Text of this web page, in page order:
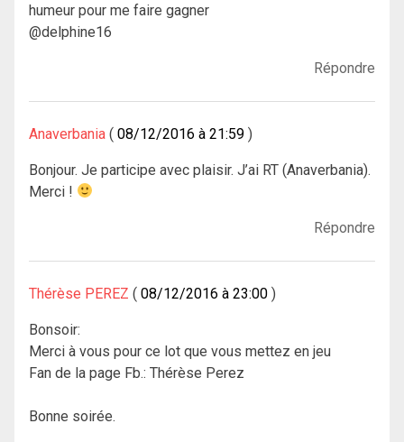
humeur pour me faire gagner
@delphine16
Répondre
Anaverbania 08/12/2016 à 21:59
Bonjour. Je participe avec plaisir. J’ai RT (Anaverbania).
Merci !
Répondre
Thérèse PEREZ 08/12/2016 à 23:00
Bonsoir:
Merci à vous pour ce lot que vous mettez en jeu
Fan de la page Fb.: Thérèse Perez
Bonne soirée.